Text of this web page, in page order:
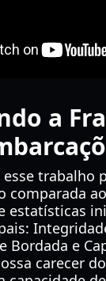
a
trabalho
comparada
estatísticas
Bordada e
carecer